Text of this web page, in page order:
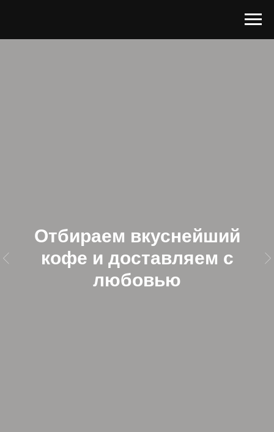
Отбираем вкуснейший
кофе и доставляем с
любовью